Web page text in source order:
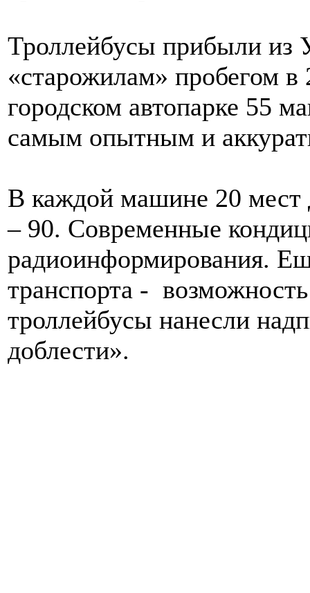
Троллейбусы прибыли
«старожилам» пробегом
городском автопарке 55
самым опытным и
В каждой машине 20 мест
– 90. Современные
радиоинформирования.
транспорта -
троллейбусы нанесли
доблести».